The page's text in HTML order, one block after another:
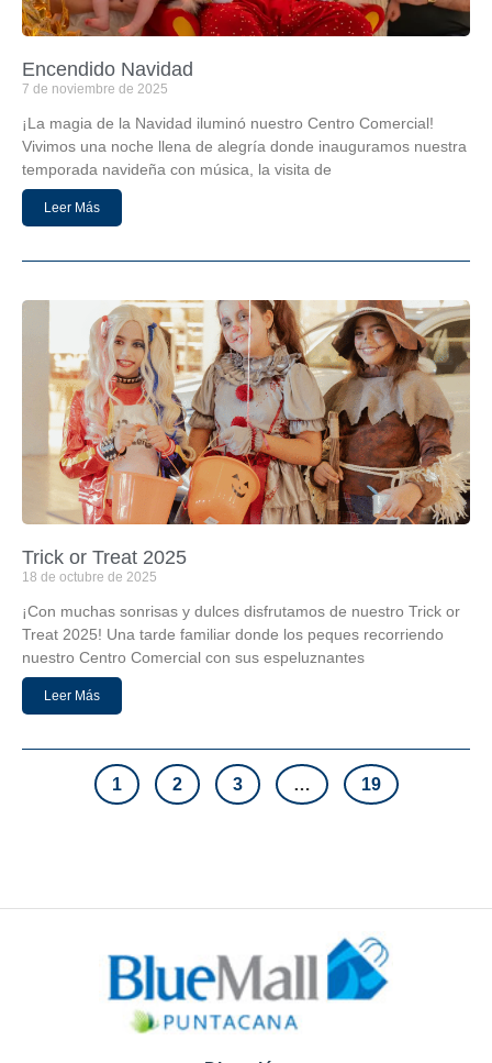
Encendido Navidad
7 de noviembre de 2025
¡La magia de la Navidad iluminó nuestro Centro Comercial!
Vivimos una noche llena de alegría donde inauguramos nuestra
temporada navideña con música, la visita de
Leer Más
Trick or Treat 2025
18 de octubre de 2025
¡Con muchas sonrisas y dulces disfrutamos de nuestro Trick or
Treat 2025! Una tarde familiar donde los peques recorriendo
nuestro Centro Comercial con sus espeluznantes
Leer Más
1 2 3 … 19